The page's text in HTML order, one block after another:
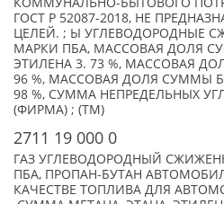
ГОСТ Р 52087-2018, НЕ
ЦЕЛЕЙ. ; Ы УГЛЕВОДОРОДНЫЕ
МАРКИ ПБА, МАССОВАЯ ДОЛЯ
ЭТИЛЕНА 3. 73 %, МАССОВАЯ
96 %, МАССОВАЯ ДОЛЯ СУММЫ
98 %, СУММА НЕПРЕДЕЛЬНЫХ
(ФИРМА) ; (TM)
2711 19 000 0
ГАЗ УГЛЕВОДОРОДНЫЙ
ПБА, ПРОПАН-БУТАН
КАЧЕСТВЕ ТОПЛИВА ДЛЯ